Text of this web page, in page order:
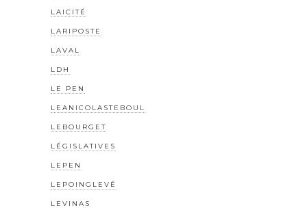
LAICITÉ
LARIPOSTE
LAVAL
LDH
LE PEN
LEANICOLASTEBOUL
LEBOURGET
LÉGISLATIVES
LEPEN
LEPOINGLEVÉ
LEVINAS